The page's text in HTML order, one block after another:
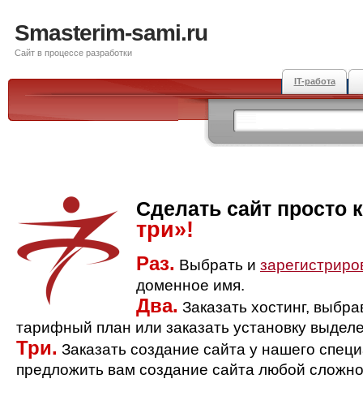
Smasterim-sami.ru
Сайт в процессе разработки
IT-работа
Сделать сайт просто
три»!
Раз. Выбрать и
доменное имя.
Два. Заказать хостинг,
тарифный план или заказать установку
Три. Заказать создание сайта у нашего
предложить вам создание сайта любой